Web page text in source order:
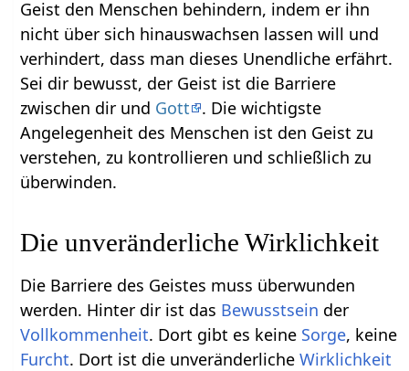
Geist den Menschen behindern, indem er ihn
nicht über sich hinauswachsen lassen will und
verhindert, dass man dieses Unendliche erfährt.
Sei dir bewusst, der Geist ist die Barriere
zwischen dir und Gott
. Die wichtigste
Angelegenheit des Menschen ist den Geist zu
verstehen, zu kontrollieren und schließlich zu
überwinden.
Die unveränderliche Wirklichkeit
Die Barriere des Geistes muss überwunden
werden. Hinter dir ist das Bewusstsein der
Vollkommenheit. Dort gibt es keine Sorge, keine
Furcht. Dort ist die unveränderlicheWirklichkeit